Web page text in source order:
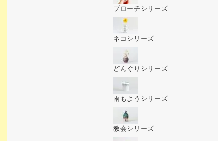
ブローチシリーズ
ネコシリーズ
どんぐりシリーズ
雨もようシリーズ
教会シリーズ